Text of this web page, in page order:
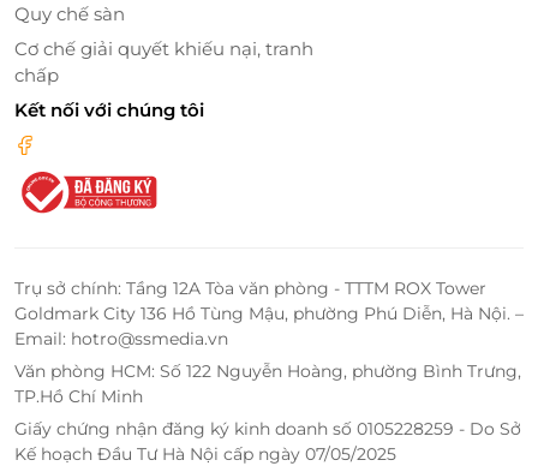
Quy chế sàn
Cơ chế giải quyết khiếu nại, tranh
chấp
Kết nối với chúng tôi
Trụ sở chính: Tầng 12A Tòa văn phòng - TTTM ROX Tower
Goldmark City 136 Hồ Tùng Mậu, phường Phú Diễn, Hà Nội. –
Email: hotro@ssmedia.vn
Văn phòng HCM: Số 122 Nguyễn Hoàng, phường Bình Trưng,
TP.Hồ Chí Minh
Giấy chứng nhận đăng ký kinh doanh số 0105228259 - Do Sở
Kế hoạch Đầu Tư Hà Nội cấp ngày 07/05/2025